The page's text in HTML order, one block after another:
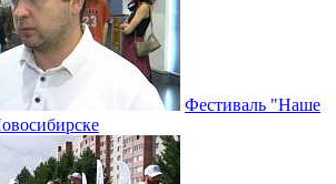
Фестиваль "Наше